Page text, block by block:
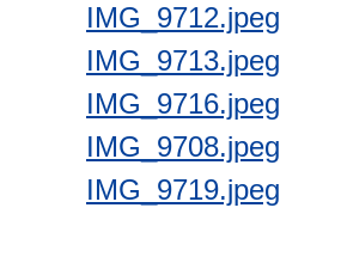
IMG_9712.jpeg
IMG_9713.jpeg
IMG_9716.jpeg
IMG_9708.jpeg
IMG_9719.jpeg